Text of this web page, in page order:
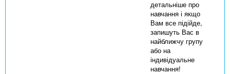
детальніше про
навчання і якщо
Вам все підійде,
запишуть Вас в
найближчу групу
або на
індивідуальне
навчання!